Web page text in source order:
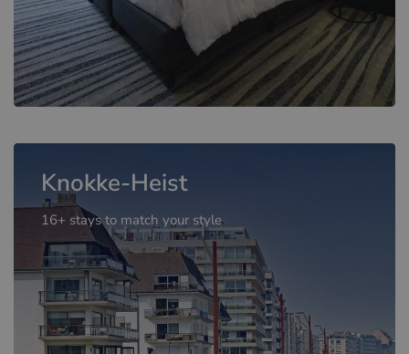
Knokke-Heist
16+ stays to match your style